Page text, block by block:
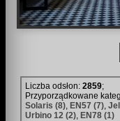
Liczba odsłon: 2859;
Przyporządkowane
Solaris (8), EN57 (7),
Urbino 12 (2), EN78 (1)